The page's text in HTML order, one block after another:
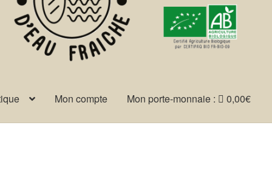
Mon compte Mon porte-monnaie : 0,00€